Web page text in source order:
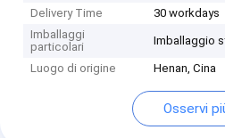
Delivery Time
30 workdays
Imballaggi
particolari
Imballaggio
Luogo di origine Henan, Cina
Osservi